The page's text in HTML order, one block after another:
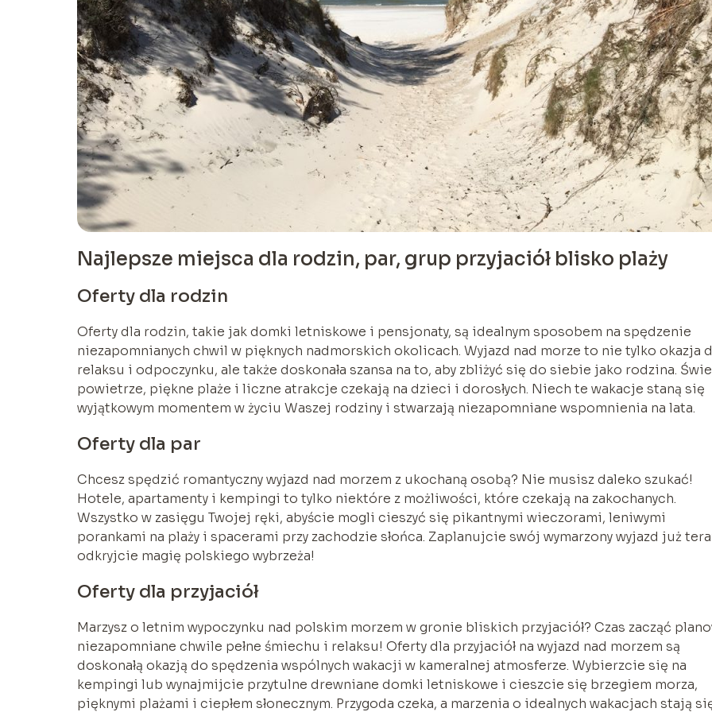
Najlepsze miejsca dla rodzin, par, grup przyjaciół blisko plaży
Oferty dla rodzin
Oferty dla rodzin, takie jak domki letniskowe i pensjonaty, są idealnym sposobem na spędzenie
niezapomnianych chwil w pięknych nadmorskich okolicach. Wyjazd nad morze to nie tylko okazja
relaksu i odpoczynku, ale także doskonała szansa na to, aby zbliżyć się do siebie jako rodzina.
powietrze, piękne plaże i liczne atrakcje czekają na dzieci i dorosłych. Niech te wakacje staną się
wyjątkowym momentem w życiu Waszej rodziny i stwarzają niezapomniane wspomnienia na lata.
Oferty dla par
Chcesz spędzić romantyczny wyjazd nad morzem z ukochaną osobą? Nie musisz daleko szukać!
Hotele, apartamenty i kempingi to tylko niektóre z możliwości, które czekają na zakochanych.
Wszystko w zasięgu Twojej ręki, abyście mogli cieszyć się pikantnymi wieczorami, leniwymi
porankami na plaży i spacerami przy zachodzie słońca. Zaplanujcie swój wymarzony wyjazd już
odkryjcie magię polskiego wybrzeża!
Oferty dla przyjaciół
Marzysz o letnim wypoczynku nad polskim morzem w gronie bliskich przyjaciół? Czas zacząć
niezapomniane chwile pełne śmiechu i relaksu! Oferty dla przyjaciół na wyjazd nad morzem są
doskonałą okazją do spędzenia wspólnych wakacji w kameralnej atmosferze. Wybierzcie się na
kempingi lub wynajmijcie przytulne drewniane domki letniskowe i cieszcie się brzegiem morza,
pięknymi plażami i ciepłem słonecznym. Przygoda czeka, a marzenia o idealnych wakacjach stają